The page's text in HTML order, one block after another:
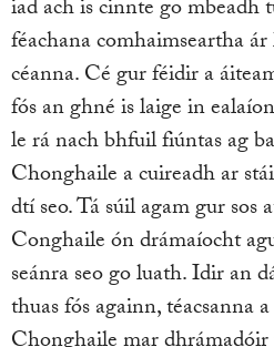
iad ach is cinnte go mbeadh
féachana comhaimseartha
céanna. Cé gur féidir a
fós an ghné is laige in
le rá nach bhfuil fiúntas ag
Chonghaile a cuireadh ar
dtí seo. Tá súil agam gur sos
Conghaile ón drámaíocht
seánra seo go luath. Idir an
thuas fós againn, téacsanna